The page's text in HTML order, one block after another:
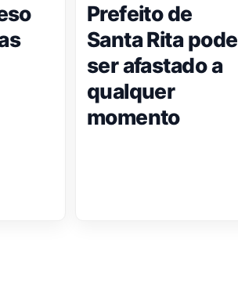
Prefeito de
Santa Rita pode
ser afastado a
qualquer
momento